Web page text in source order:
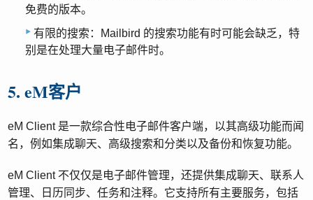
免费的版本。
有限的搜索：Mailbird 的搜索功能有时可能会缺乏，特
别是在处理大量电子邮件时。
5. eM客户
eM Client 是一款综合性电子邮件客户端，以其高级功能而闻
名，例如集成聊天、高级搜索和分类以及备份和恢复功能。
eM Client 不仅仅是电子邮件管理，还提供集成聊天、联系人
管理、日历同步、任务和注释。它支持所有主要服务，包括